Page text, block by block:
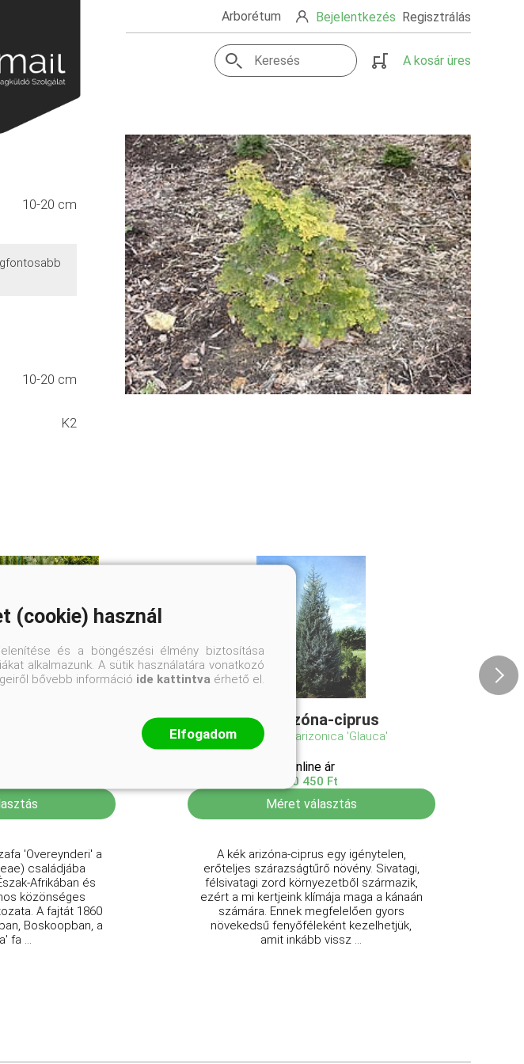
Arborétum Bejelentkezés Regisztrálás
A kosár üres
10-20 cm
10-20 cm
K2
'Overeynderi' a
családjába
Afrikában és
közönséges
A fajtát 1860
Boskoopban, a
fa ...
Kék arizóna-ciprus
Cupressus arizonica 'Glauca'
Online ár
10 450 Ft
Méret választás
A kék arizóna-ciprus egy igénytelen,
erőteljes szárazságtűrő növény. Sivatagi,
félsivatagi zord környezetből származik,
ezért a mi kertjeink klímája maga a kánaán
számára. Ennek megfelelően gyors
növekedsű fenyőféleként kezelhetjük,
amit inkább vissz ...
(cookie) használ
és a böngészési élmény biztosítása
alkalmazunk. A sütik használatára vonatkozó
bővebb információ ide kattintva érhető el.
Elfogadom